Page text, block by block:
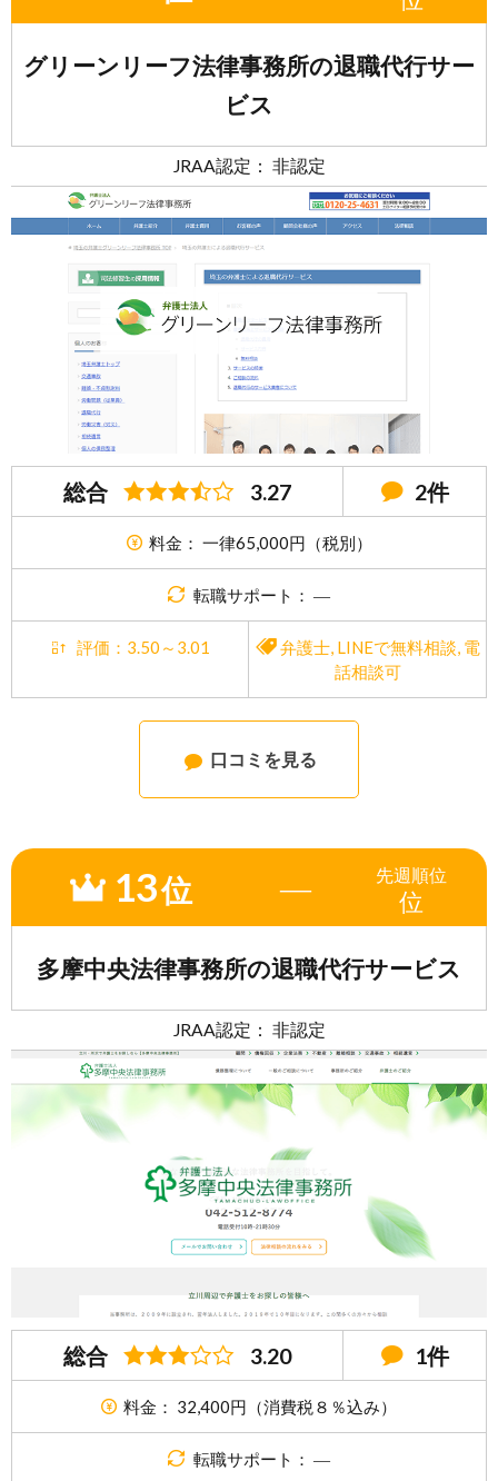
グリーンリーフ法律事務所の退職代行サー
ビス
JRAA認定： 非認定
総合 3.27 2件
料金： 一律65,000円（税別）
転職サポート： ―
評価：3.50～3.01 弁護士, LINEで無料相談, 電
話相談可
口コミを見る
13位 ― 先週順位
位
多摩中央法律事務所の退職代行サービス
JRAA認定： 非認定
総合 3.20 1件
料金： 32,400円（消費税８％込み）
転職サポート： ―